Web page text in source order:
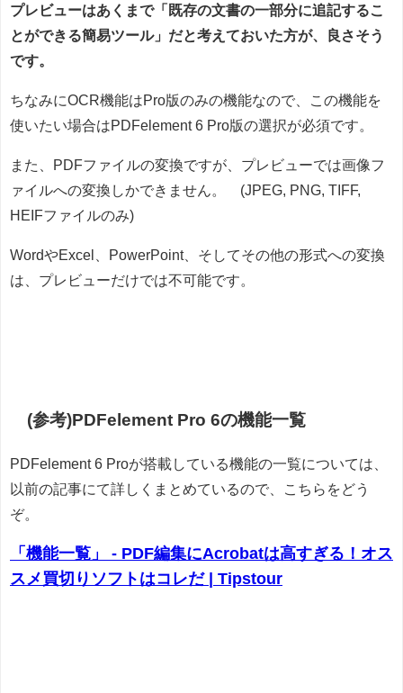
プレビューはあくまで「既存の文書の一部分に追記するこ
とができる簡易ツール」だと考えておいた方が、良さそう
です。
ちなみにOCR機能はPro版のみの機能なので、この機能を
使いたい場合はPDFelement 6 Pro版の選択が必須です。
また、PDFファイルの変換ですが、プレビューでは画像フ
ァイルへの変換しかできません。 (JPEG, PNG, TIFF,
HEIFファイルのみ)
WordやExcel、PowerPoint、そしてその他の形式への変換
は、プレビューだけでは不可能です。
(参考)PDFelement Pro 6の機能一覧
PDFelement 6 Proが搭載している機能の一覧については、
以前の記事にて詳しくまとめているので、こちらをどう
ぞ。
「機能一覧」 - PDF編集にAcrobatは高すぎる！オス
スメ買切りソフトはコレだ | Tipstour